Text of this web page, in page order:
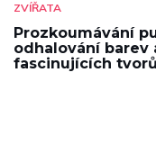
ZVÍŘATA
Prozkoumávání
odhalování
fascinujících tvorů